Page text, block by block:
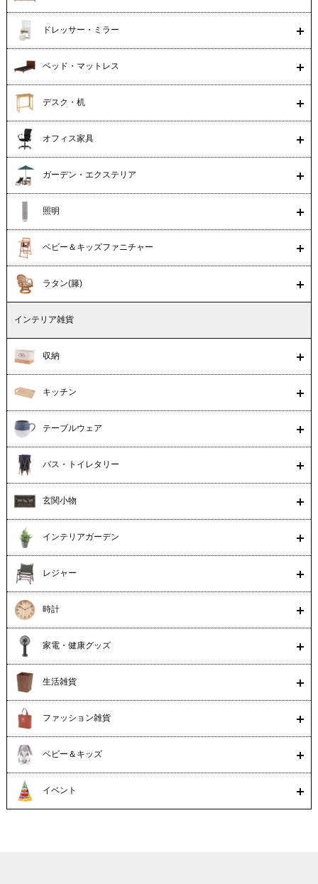
ドレッサー・ミラー
ベッド・マットレス
デスク・机
オフィス家具
ガーデン・エクステリア
照明
ベビー＆キッズファニチャー
ラタン(籐)
インテリア雑貨
収納
キッチン
テーブルウェア
バス・トイレタリー
玄関小物
インテリアガーデン
レジャー
時計
家電・健康グッズ
生活雑貨
ファッション雑貨
ベビー＆キッズ
イベント